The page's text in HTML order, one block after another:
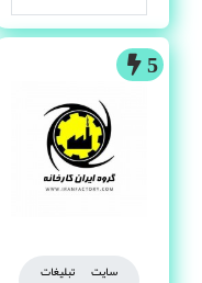
5
سایت تبلیغات